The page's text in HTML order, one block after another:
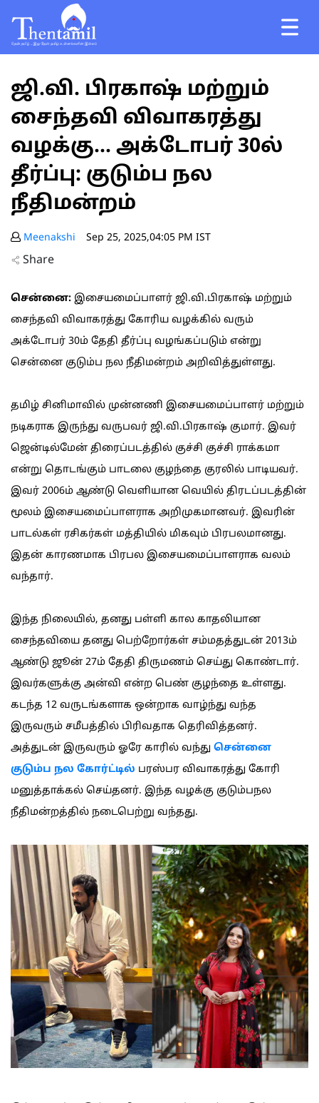
ஜி.வி. பிரகாஷ் மற்றும்
சைந்தவி விவாகரத்து
வழக்கு... அக்டோபர் 30ல்
தீர்ப்பு: குடும்ப நல
நீதிமன்றம்
Meenakshi Sep 25, 2025,04:05 PM IST
Share
சென்னை: இசையமைப்பாளர் ஜி.வி.பிரகாஷ் மற்றும்
சைந்தவி விவாகரத்து கோரிய வழக்கில் வரும்
அக்டோபர் 30ம் தேதி தீர்ப்பு வழங்கப்படும் என்று
சென்னை குடும்ப நல நீதிமன்றம் அறிவித்துள்ளது.
தமிழ் சினிமாவில் முன்னணி இசையமைப்பாளர் மற்றும்
நடிகராக இருந்து வருபவர் ஜி.வி.பிரகாஷ் குமார். இவர்
ஜென்டில்மேன் திரைப்படத்தில் குச்சி குச்சி ராக்கமா
என்று தொடங்கும் பாடலை குழந்தை குரலில் பாடியவர்.
இவர் 2006ம் ஆண்டு வெளியான வெயில் திரடப்படத்தின்
மூலம் இசையமைப்பாளராக அறிமுகமானவர். இவரின்
பாடல்கள் ரசிகர்கள் மத்தியில் மிகவும் பிரபலமானது.
இதன் காரணமாக பிரபல இசையமைப்பாளராக வலம்
வந்தார்.
இந்த நிலையில், தனது பள்ளி கால காதலியான
சைந்தவியை தனது பெற்றோர்கள் சம்மதத்துடன் 2013ம்
ஆண்டு ஜூன் 27ம் தேதி திருமணம் செய்து கொண்டார்.
இவர்களுக்கு அன்வி என்ற பெண் குழந்தை உள்ளது.
கடந்த 12 வருடங்களாக ஒன்றாக வாழ்ந்து வந்த
இருவரும் சமீபத்தில் பிரிவதாக தெரிவித்தனர்.
அத்துடன் இருவரும் ஓரே காரில் வந்து சென்னை
குடும்ப நல கோர்ட்டில் பரஸ்பர விவாகரத்து கோரி
மனுத்தாக்கல் செய்தனர். இந்த வழக்கு குடும்பநல
நீதிமன்றத்தில் நடைபெற்று வந்தது.